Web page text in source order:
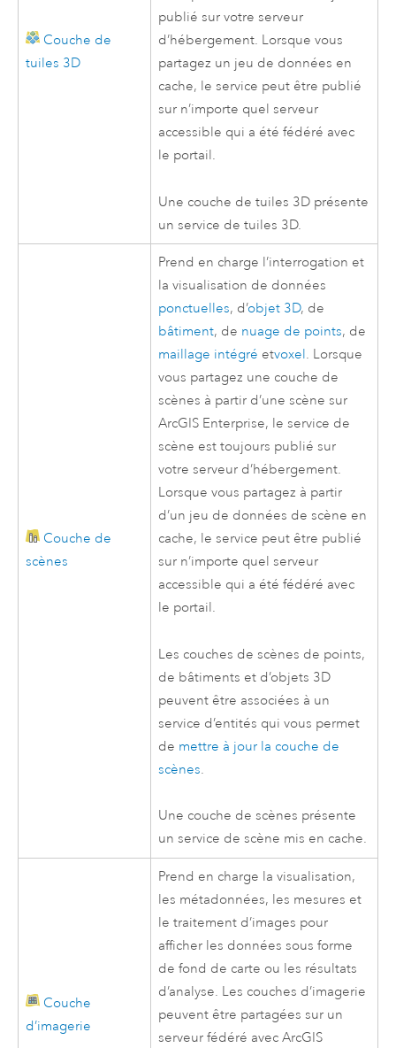
Couche de
tuiles 3D
publié sur votre serveur
d’hébergement. Lorsque vous
partagez un jeu de données en
cache, le service peut être publié
sur n’importe quel serveur
accessible qui a été fédéré avec
le portail.
Une couche de tuiles 3D présente
un service de tuiles 3D.
Couche de
scènes
Prend en charge l’interrogation et
la visualisation de données
ponctuelles, d’objet 3D, de
bâtiment, de nuage de points, de
maillage intégré etvoxel. Lorsque
vous partagez une couche de
scènes à partir d’une scène sur
ArcGIS Enterprise, le service de
scène est toujours publié sur
votre serveur d’hébergement.
Lorsque vous partagez à partir
d’un jeu de données de scène en
cache, le service peut être publié
sur n’importe quel serveur
accessible qui a été fédéré avec
le portail.
Les couches de scènes de points,
de bâtiments et d’objets 3D
peuvent être associées à un
service d’entités qui vous permet
de mettre à jour la couche de
scènes.
Une couche de scènes présente
un service de scène mis en cache.
Couche
d’imagerie
Prend en charge la visualisation,
les métadonnées, les mesures et
le traitement d’images pour
afficher les données sous forme
de fond de carte ou les résultats
d’analyse. Les couches d’imagerie
peuvent être partagées sur un
serveur fédéré avecArcGIS